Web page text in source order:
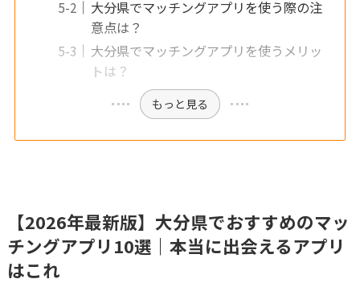
大分県でマッチングアプリを使う際の注
意点は？
大分県でマッチングアプリを使うメリッ
トは？
もっと見る
【2026年最新版】大分県でおすすめのマッ
チングアプリ10選｜本当に出会えるアプリ
はこれ